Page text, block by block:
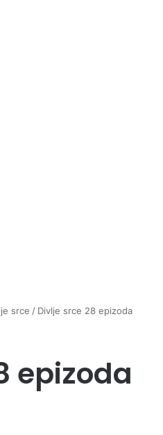
srce / Divlje srce 28 epizoda
epizoda